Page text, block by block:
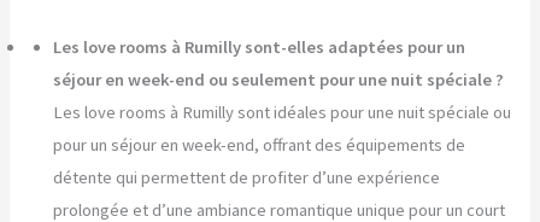
Les love rooms à Rumilly sont-elles adaptées pour un
séjour en week-end ou seulement pour une nuit spéciale ?
Les love rooms à Rumilly sont idéales pour une nuit spéciale ou
pour un séjour en week-end, offrant des équipements de
détente qui permettent de profiter d’une expérience
prolongée et d’une ambiance romantique unique pour un court